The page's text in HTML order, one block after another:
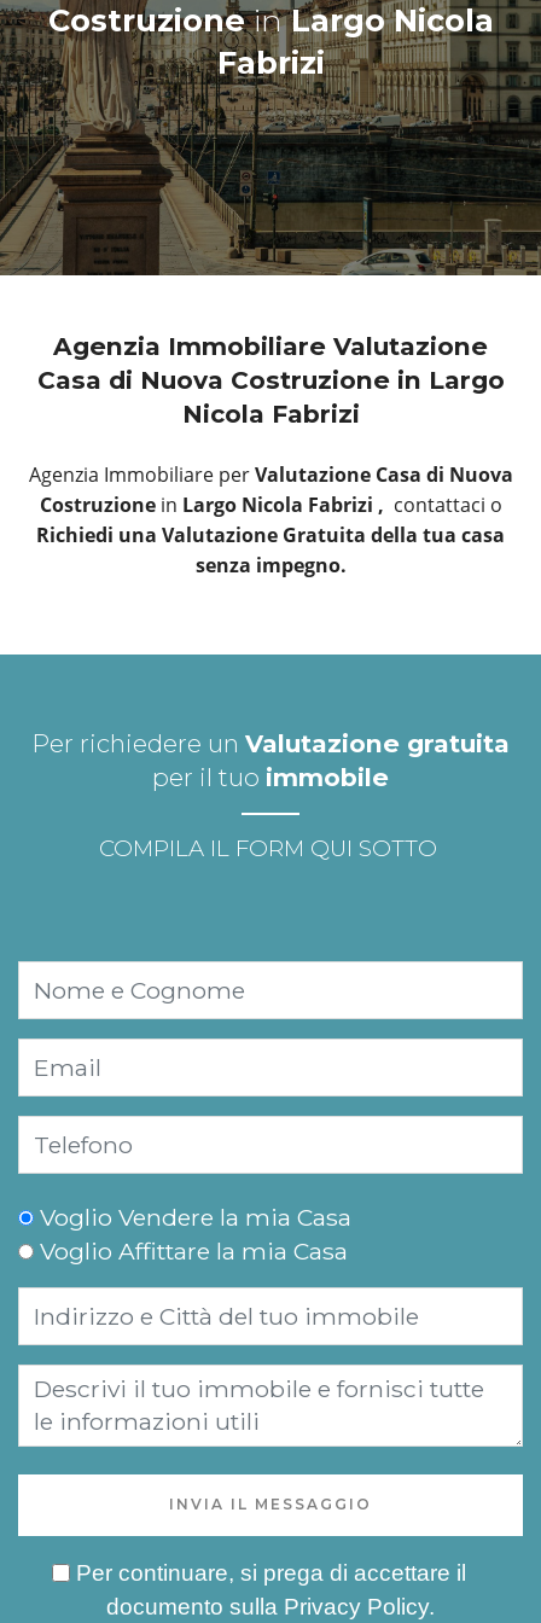
CostruzioneinLargo Nicola
Fabrizi
Agenzia Immobiliare Valutazione
Casa di Nuova Costruzione in Largo
Nicola Fabrizi
Agenzia Immobiliare perValutazione Casa di Nuova
Costruzione in Largo Nicola Fabrizi , contattaci o
Richiedi una Valutazione Gratuita della tua casa
senza impegno.
Per richiedere un Valutazione gratuita
per il tuo immobile
COMPILA IL FORM QUI SOTTO
Voglio Vendere la mia Casa
Voglio Affittare la mia Casa
INVIA IL MESSAGGIO
Per continuare, si prega di accettare il
documento sulla Privacy Policy.